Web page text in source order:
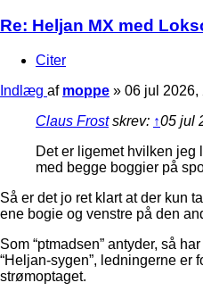
Re: Heljan MX med
Citer
Indlæg af moppe » 06 jul 2026,
Claus Frostskrev: ↑05 jul
Det er ligemet hvilken jeg
med begge boggier på
Så er det jo ret klart at der kun
ene bogie og venstre på den
Som “ptmadsen” antyder, så
“Heljan-sygen”, ledningerne er
strømoptaget.